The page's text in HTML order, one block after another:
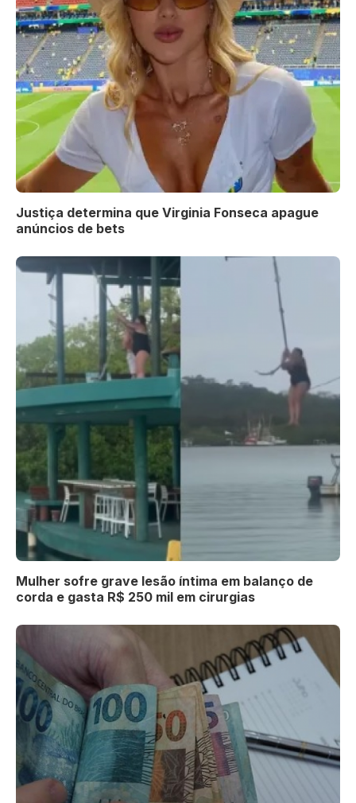
Justiça determina que Virginia Fonseca apague
anúncios de bets
Mulher sofre grave lesão íntima em balanço de
corda e gasta R$ 250 mil em cirurgias